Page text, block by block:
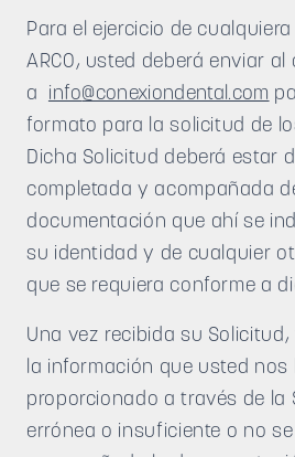
Para el ejercicio de
ARCO, usted deberá enviar
a info@conexiondental.com
formato para la solicitud de
Dicha Solicitud deberá estar
completada y acompañada
documentación que ahí se
su identidad y de cualquier
que se requiera conforme a
Una vez recibida su
la información que usted nos
proporcionado a través de la
errónea o insuficiente o no